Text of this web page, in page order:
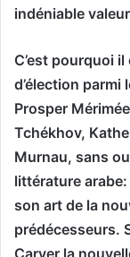
indéniable
C’est pourquoi
d’élection
Prosper
Tchékhov,
Murnau, sans
littérature
son art de la
prédécesseurs.